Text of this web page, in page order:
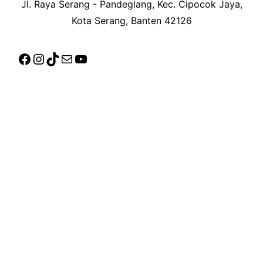
Jl. Raya Serang - Pandeglang, Kec. Cipocok Jaya,
Kota Serang, Banten 42126